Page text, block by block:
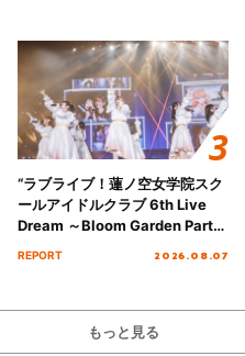
“ラブライブ！蓮ノ空女学院スク
ールアイドルクラブ 6th Live
Dream ～Bloom Garden Party
～ ＜Bloom Garden Party
REPORT 2026.08.07
もっと見る